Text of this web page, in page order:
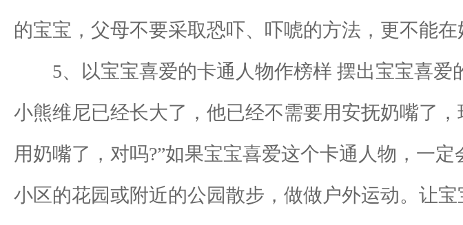
的宝宝，父母不要采取恐吓、吓唬的方法，更不能在
5、以宝宝喜爱的卡通人物作榜样 摆出宝宝喜爱
小熊维尼已经长大了，他已经不需要用安抚奶嘴了
用奶嘴了，对吗?”如果宝宝喜爱这个卡通人物，一
小区的花园或附近的公园散步，做做户外运动。让